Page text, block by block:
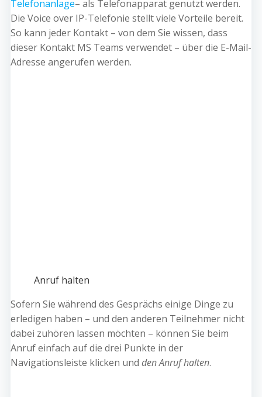
Telefonanlage– als Telefonapparat genutzt werden.
Die Voice over IP-Telefonie stellt viele Vorteile bereit.
So kann jeder Kontakt – von dem Sie wissen, dass
dieser Kontakt MS Teams verwendet – über die E-Mail-
Adresse angerufen werden.
Anruf halten
Sofern Sie während des Gesprächs einige Dinge zu
erledigen haben – und den anderen Teilnehmer nicht
dabei zuhören lassen möchten – können Sie beim
Anruf einfach auf die drei Punkte in der
Navigationsleiste klicken und den Anruf halten.